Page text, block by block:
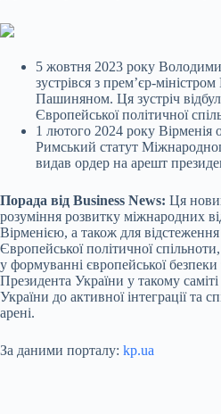
5 жовтня 2023 року
зустрівся з прем’єр-
Пашиняном. Ця зустріч
Європейської політичної
1 лютого 2024 року Вірменія
Римський статут
видав ордер на арешт
Порада від Business News: Ця
розуміння розвитку міжнародних
Вірменією, а також для
Європейської політичної
у формуванні європейської безпеки
Президента України у такому
України до активної інтеграції та
арені.
За даними порталу: kp.ua